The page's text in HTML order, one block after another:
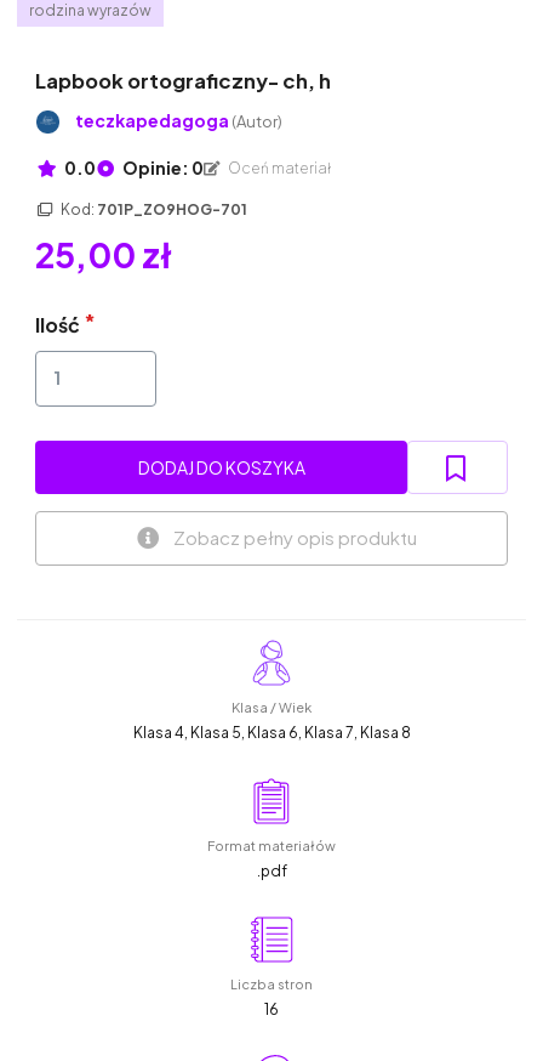
rodzina wyrazów
Lapbook ortograficzny- ch, h
teczkapedagoga (Autor)
0.0 Opinie: 0 Oceń materiał
Kod: 701P_ZO9HOG-701
25,00 zł
Ilość
DODAJ DO KOSZYKA
Zobacz pełny opis produktu
Klasa / Wiek
Klasa 4, Klasa 5, Klasa 6, Klasa 7, Klasa 8
Format materiałów
.pdf
Liczba stron
16